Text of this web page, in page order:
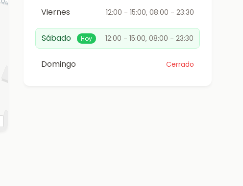
Viernes 12:00 - 15:00, 08:00 - 23:30
Sábado Hoy 12:00 - 15:00, 08:00 - 23:30
Domingo Cerrado